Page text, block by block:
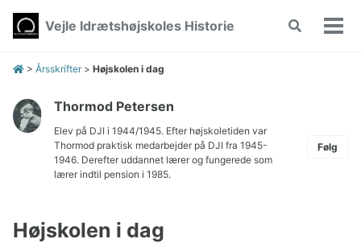
Skip
navigation
Skip
Skip
Vejle Idrætshøjskoles Historie
Toggle Vis/
> Årsskrifter > Højskolen i dag
Thormod Petersen
Elev på DJI i 1944/1945. Efter højskoletiden var
Thormod praktisk medarbejder på DJI fra 1945-
1946. Derefter uddannet lærer og fungerede som
lærer indtil pension i 1985.
Følg
Højskolen i dag